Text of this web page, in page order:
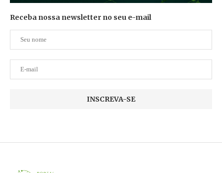
Receba nossa newsletter no seu e-mail